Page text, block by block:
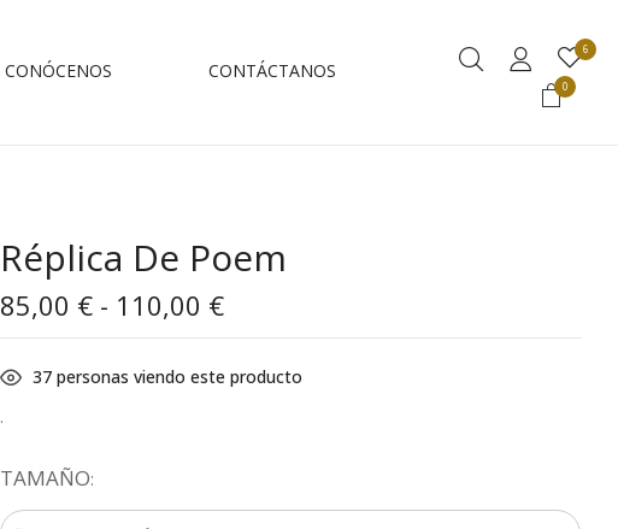
CONÓCENOS CONTÁCTANOS
6
0
Réplica De Poem
85,00 € - 110,00 €
37 personas viendo este producto
.
TAMAÑO